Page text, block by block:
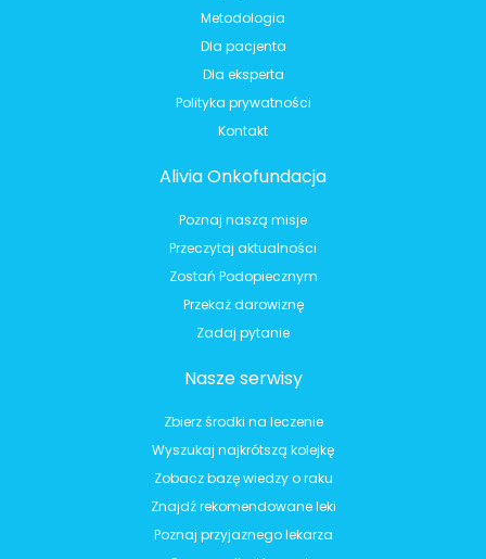
Metodologia
Dla pacjenta
Dla eksperta
Polityka prywatności
Kontakt
Alivia Onkofundacja
Poznaj naszą misje
Przeczytaj aktualności
Zostań Podopiecznym
Przekaż darowiznę
Zadaj pytanie
Nasze serwisy
Zbierz środki na leczenie
Wyszukaj najkrótszą kolejkę
Zobacz bazę wiedzy o raku
Znajdź rekomendowane leki
Poznaj przyjaznego lekarza